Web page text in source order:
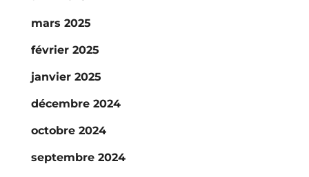
mars 2025
février 2025
janvier 2025
décembre 2024
octobre 2024
septembre 2024